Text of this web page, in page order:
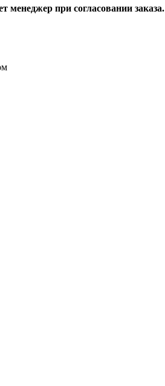
менеджер при согласовании заказа.